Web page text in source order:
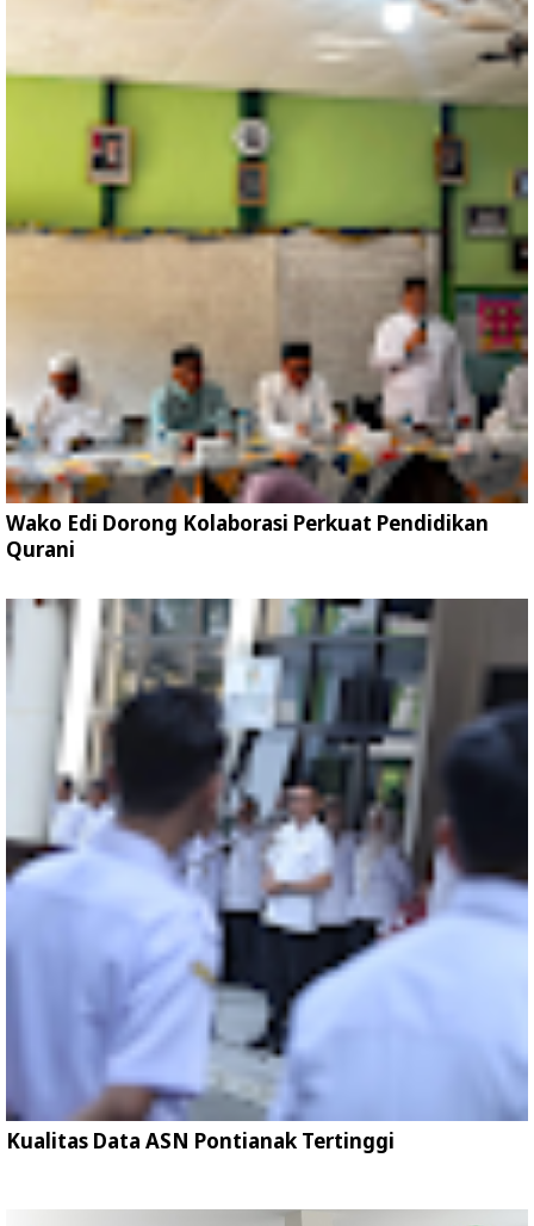
Wako Edi Dorong Kolaborasi Perkuat Pendidikan
Qurani
Kualitas Data ASN Pontianak Tertinggi